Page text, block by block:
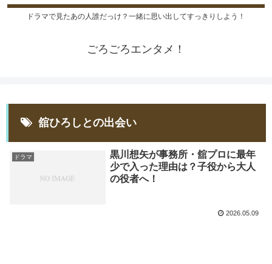
ドラマで見たあの人誰だっけ？一緒に思い出してすっきりしよう！
ごろごろエンタメ！
舘ひろしとの出会い
ドラマ
黒川想矢が事務所・舘プロに最年
少で入った理由は？子役から大人
の役者へ！
2026.05.09